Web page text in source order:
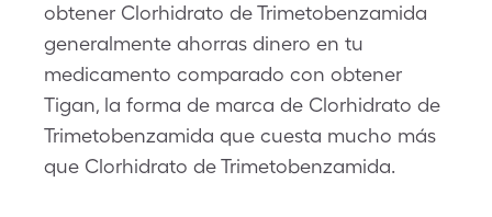
obtener Clorhidrato de Trimetobenzamida
generalmente ahorras dinero en tu
medicamento comparado con obtener
Tigan, la forma de marca de Clorhidrato de
Trimetobenzamida que cuesta mucho más
que Clorhidrato de Trimetobenzamida.